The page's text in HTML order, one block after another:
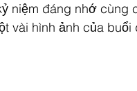
niệm đáng nhớ cùng
vài hình ảnh của buổi